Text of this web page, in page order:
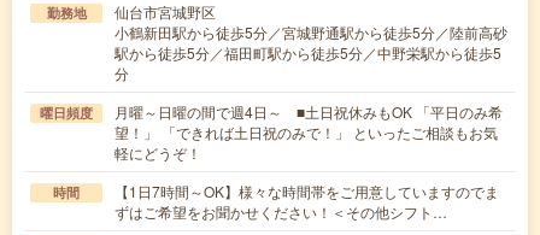
勤務地
仙台市宮城野区
小鶴新田駅から徒歩5分／宮城野通駅から徒歩5分／陸前高砂
駅から徒歩5分／福田町駅から徒歩5分／中野栄駅から徒歩5
分
曜日頻度
月曜～日曜の間で週4日～ ■土日祝休みもOK 「平日のみ希
望！」 「できれば土日祝のみで！」 といったご相談もお気
軽にどうぞ！
時間
【1日7時間～OK】様々な時間帯をご用意していますのでま
ずはご希望をお聞かせください！＜その他シフト…